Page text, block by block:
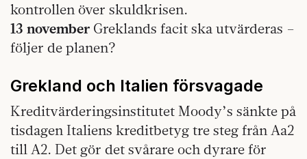
kontrollen över skuldkrisen.
13 november Greklands facit ska utvärderas –
följer de planen?
Grekland och Italien försvagade
Kreditvärderingsinstitutet Moody’s sänkte på
tisdagen Italiens kreditbetyg tre steg från Aa2
till A2. Det gör det svårare och dyrare för